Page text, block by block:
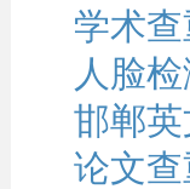
学术
人脸
邯郸
论文